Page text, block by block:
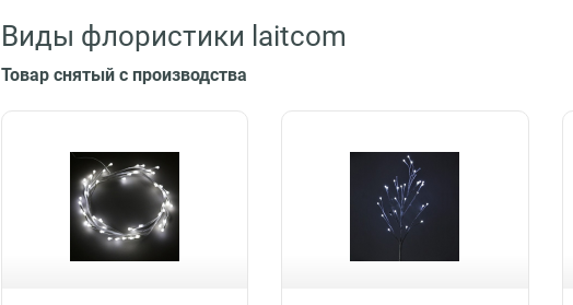
Виды флористики laitcom
Товар снятый с производства